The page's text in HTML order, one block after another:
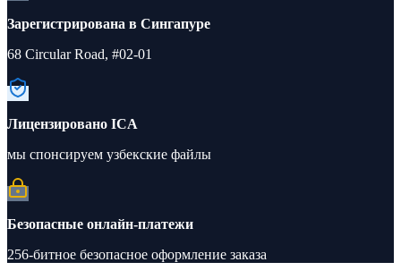
Зарегистрирована в Сингапуре
68 Circular Road, #02-01
Лицензировано ICA
мы спонсируем узбекские файлы
Безопасные онлайн-платежи
256-битное безопасное оформление заказа